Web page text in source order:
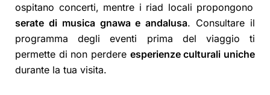
ospitano concerti, mentre i riad locali propongono
serate di musica gnawa e andalusa. Consultare il
programma degli eventi prima del viaggio ti
permette di non perdere esperienze culturali uniche
durante la tua visita.